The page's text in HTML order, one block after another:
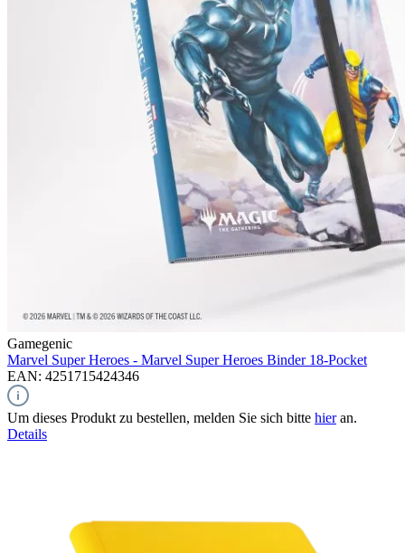
Gamegenic
Marvel Super Heroes - Marvel Super Heroes Binder 18-Pocket
EAN: 4251715424346
Um dieses Produkt zu bestellen, melden Sie sich bitte hieran.
Details